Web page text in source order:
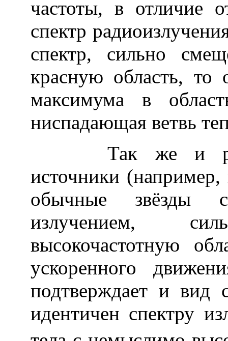
частоты, в отличие
спектр
спектр, сильно
красную область, то
максимума в
ниспадающая ветвь
Так же и
источники
обычные звёзды
излучением,
высокочастотную
ускоренного
подтверждает и вид
идентичен спектру